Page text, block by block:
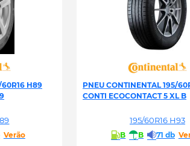
60R16 H89
Verão
PNEU CONTINENTAL 195/
CONTI ECOCONTACT 5 XL B
195/60R16 H93
B B 71 db